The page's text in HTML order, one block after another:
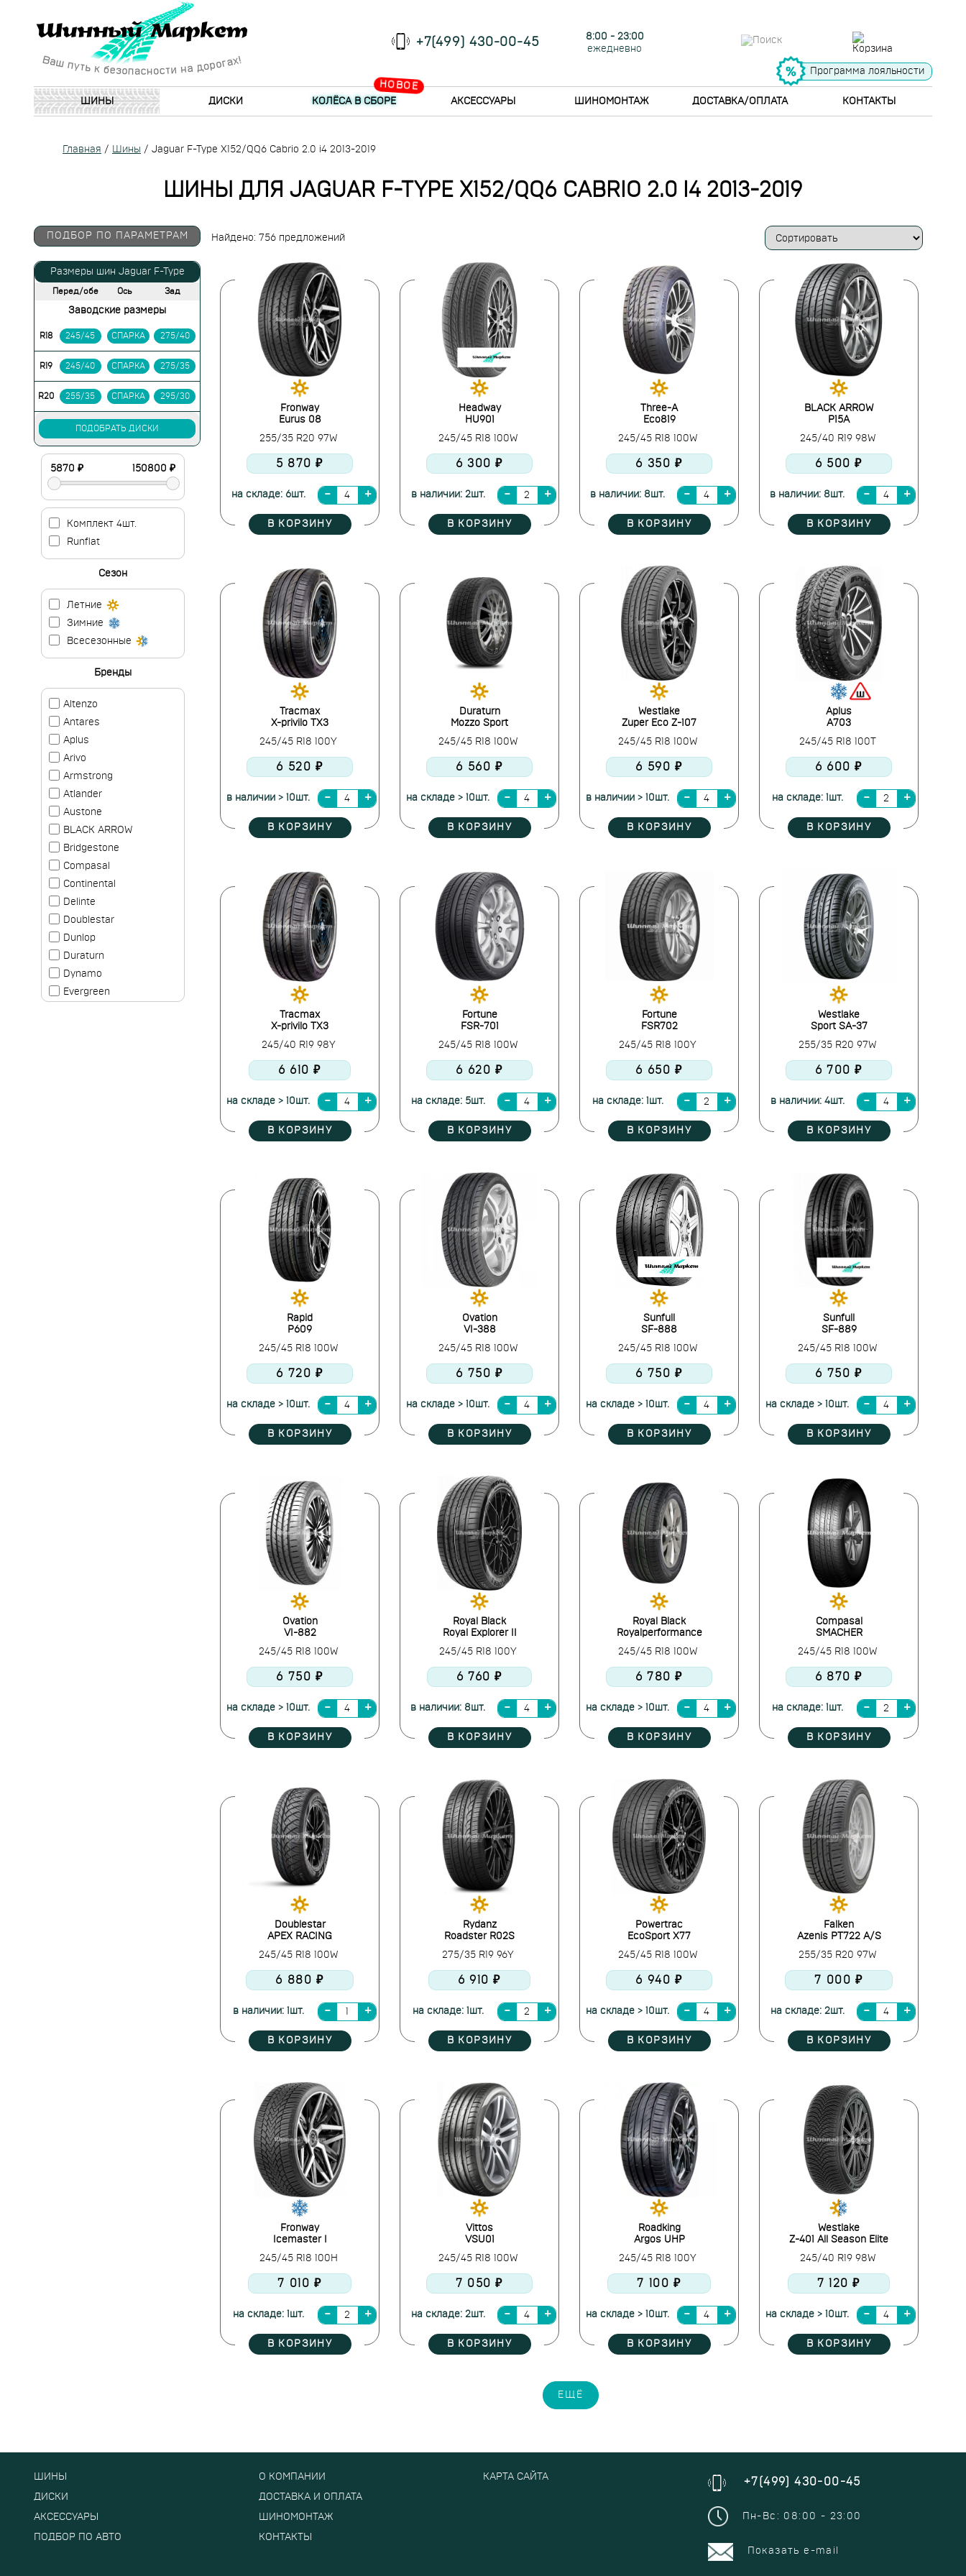
+7(499) 430-00-45
8:00 - 23:00
ежедневно
Программа лояльности
ШИНЫ ДИСКИ
НОВОЕ
КОЛЁСА В СБОРЕ АКСЕССУАРЫ ШИНОМОНТАЖ ДОСТАВКА/ОПЛАТА КОНТАКТЫ
Главная / Шины / Jaguar F-Type X152/QQ6 Cabrio 2.0 i4 2013-2019
ШИНЫ ДЛЯ JAGUAR F-TYPE X152/QQ6 CABRIO 2.0 I4 2013-2019
Найдено: 756 предложений
Fronway
Eurus 08
255/35 R20 97W
5 870 ₽
на складе: 6шт.
В КОРЗИНУ
Headway
HU901
245/45 R18 100W
6 300 ₽
в наличии: 2шт.
В КОРЗИНУ
Three-A
Eco819
245/45 R18 100W
6 350 ₽
в наличии: 8шт.
В КОРЗИНУ
BLACK ARROW
P15A
245/40 R19 98W
6 500 ₽
в наличии: 8шт.
В КОРЗИНУ
Tracmax
X-privilo TX3
245/45 R18 100Y
6 520 ₽
в наличии > 10шт.
В КОРЗИНУ
Duraturn
Mozzo Sport
245/45 R18 100W
6 560 ₽
на складе > 10шт.
В КОРЗИНУ
Westlake
Zuper Eco Z-107
245/45 R18 100W
6 590 ₽
в наличии > 10шт.
В КОРЗИНУ
Aplus
A703
245/45 R18 100T
6 600 ₽
на складе: 1шт.
В КОРЗИНУ
Tracmax
X-privilo TX3
245/40 R19 98Y
6 610 ₽
на складе > 10шт.
В КОРЗИНУ
Fortune
FSR-701
245/45 R18 100W
6 620 ₽
на складе: 5шт.
В КОРЗИНУ
Fortune
FSR702
245/45 R18 100Y
6 650 ₽
на складе: 1шт.
В КОРЗИНУ
Westlake
Sport SA-37
255/35 R20 97W
6 700 ₽
в наличии: 4шт.
В КОРЗИНУ
Rapid
P609
245/45 R18 100W
6 720 ₽
на складе > 10шт.
В КОРЗИНУ
Ovation
VI-388
245/45 R18 100W
6 750 ₽
на складе > 10шт.
В КОРЗИНУ
Sunfull
SF-888
245/45 R18 100W
6 750 ₽
на складе > 10шт.
В КОРЗИНУ
Sunfull
SF-889
245/45 R18 100W
6 750 ₽
на складе > 10шт.
В КОРЗИНУ
Ovation
VI-882
245/45 R18 100W
6 750 ₽
на складе > 10шт.
В КОРЗИНУ
Royal Black
Royal Explorer II
245/45 R18 100Y
6 760 ₽
в наличии: 8шт.
В КОРЗИНУ
Royal Black
Royalperformance
245/45 R18 100W
6 780 ₽
на складе > 10шт.
В КОРЗИНУ
Compasal
SMACHER
245/45 R18 100W
6 870 ₽
на складе: 1шт.
В КОРЗИНУ
Doublestar
APEX RACING
245/45 R18 100W
6 880 ₽
в наличии: 1шт.
В КОРЗИНУ
Rydanz
Roadster R02S
275/35 R19 96Y
6 910 ₽
на складе: 1шт.
В КОРЗИНУ
Powertrac
EcoSport X77
245/45 R18 100W
6 940 ₽
на складе > 10шт.
В КОРЗИНУ
Falken
Azenis PT722 A/S
255/35 R20 97W
7 000 ₽
на складе: 2шт.
В КОРЗИНУ
Fronway
Icemaster I
245/45 R18 100H
7 010 ₽
на складе: 1шт.
В КОРЗИНУ
Vittos
VSU01
245/45 R18 100W
7 050 ₽
на складе: 2шт.
В КОРЗИНУ
Roadking
Argos UHP
245/45 R18 100Y
7 100 ₽
на складе > 10шт.
В КОРЗИНУ
Westlake
Z-401 All Season Elite
245/40 R19 98W
7 120 ₽
на складе > 10шт.
В КОРЗИНУ
ЕЩЁ
ПОДБОР ПО ПАРАМЕТРАМ
Размеры шин Jaguar F-Type
Перед/обе Ось Зад
Заводские размеры
R18 245/45 СПАРКА 275/40
R19 245/40 СПАРКА 275/35
R20 255/35 СПАРКА 295/30
ПОДОБРАТЬ ДИСКИ
Комплект 4шт.
Runflat
Сезон
Летние
Зимние
Всесезонные
Бренды
Altenzo
Antares
Aplus
Arivo
Armstrong
Atlander
Austone
BLACK ARROW
Bridgestone
Compasal
Continental
Delinte
Doublestar
Dunlop
Duraturn
Dynamo
Evergreen
ШИНЫ
ДИСКИ
АКСЕССУАРЫ
ПОДБОР ПО АВТО
О КОМПАНИИ
ДОСТАВКА И ОПЛАТА
ШИНОМОНТАЖ
КОНТАКТЫ
КАРТА САЙТА +7(499) 430-00-45
Пн-Вс: 08:00 - 23:00
Показать e-mail